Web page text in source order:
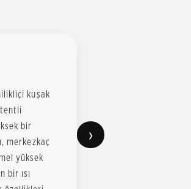
bir
yüksek
ısı
özellikleri
›